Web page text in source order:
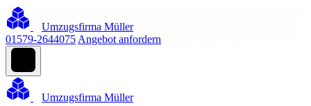
Umzugsfirma Müller
01579-2644075 Angebot anfordern
Umzugsfirma Müller